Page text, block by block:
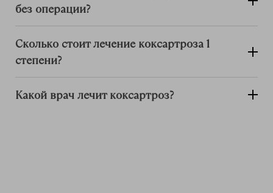
без операции?
Сколько стоит лечение коксартроза 1
степени?
Какой врач лечит коксартроз?